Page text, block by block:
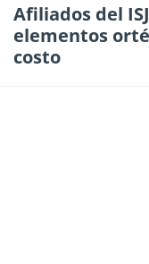
Afiliados del
elementos
costo